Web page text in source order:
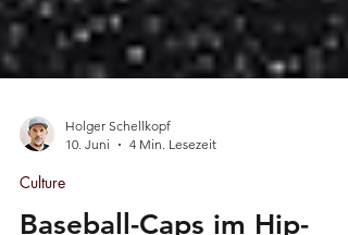
Holger Schellkopf